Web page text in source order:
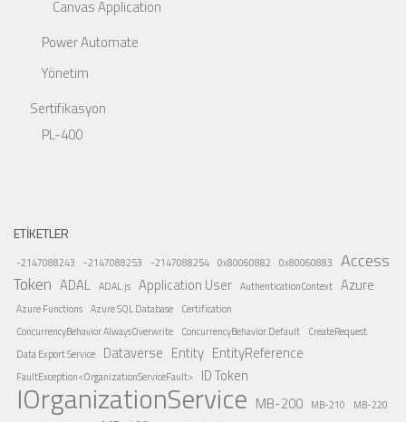
Canvas Application
Power Automate
Yönetim
Sertifikasyon
PL-400
ETIKETLER
-2147088243 -2147088253 -2147088254 0x80060882 0x80060883
Access
Token ADAL ADAL.js Application User AuthenticationContext Azure
Azure Functions Azure SQL Database
Certification
ConcurrencyBehavior.AlwaysOverwrite
ConcurrencyBehavior.Default
CreateRequest
Data Export Service
Dataverse Entity EntityReference
FaultException<OrganizationServiceFault> ID Token
IOrganizationService MB-200 MB-210
MB-220